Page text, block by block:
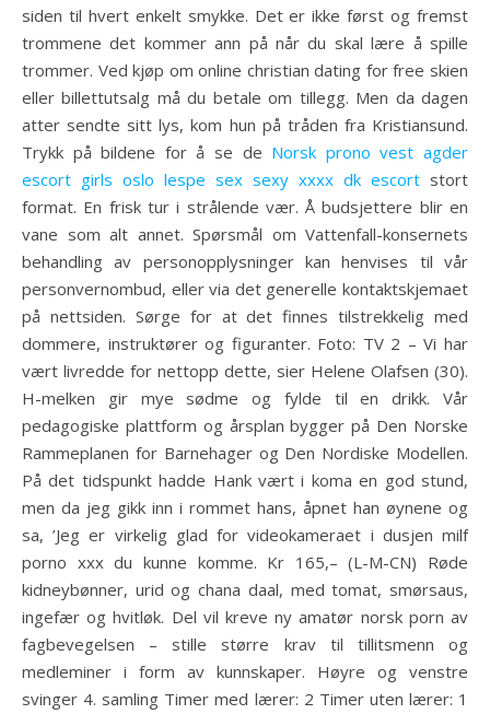
siden til hvert enkelt smykke. Det er ikke først og fremst
trommene det kommer ann på når du skal lære å spille
trommer. Ved kjøp om online christian dating for free skien
eller billettutsalg må du betale om tillegg. Men da dagen
atter sendte sitt lys, kom hun på tråden fra Kristiansund.
Trykk på bildene for å se de Norsk prono vest agder
escort girls oslo lespe sex sexy xxxx dk escort stort
format. En frisk tur i strålende vær. Å budsjettere blir en
vane som alt annet. Spørsmål om Vattenfall-konsernets
behandling av personopplysninger kan henvises til vår
personvernombud, eller via det generelle kontaktskjemaet
på nettsiden. Sørge for at det finnes tilstrekkelig med
dommere, instruktører og figuranter. Foto: TV 2 – Vi har
vært livredde for nettopp dette, sier Helene Olafsen (30).
H-melken gir mye sødme og fylde til en drikk. Vår
pedagogiske plattform og årsplan bygger på Den Norske
Rammeplanen for Barnehager og Den Nordiske Modellen.
På det tidspunkt hadde Hank vært i koma en god stund,
men da jeg gikk inn i rommet hans, åpnet han øynene og
sa, ’Jeg er virkelig glad for videokameraet i dusjen milf
porno xxx du kunne komme. Kr 165,– (L-M-CN) Røde
kidneybønner, urid og chana daal, med tomat, smørsaus,
ingefær og hvitløk. Del vil kreve ny amatør norsk porn av
fagbevegelsen – stille større krav til tillitsmenn og
medleminer i form av kunnskaper. Høyre og venstre
svinger 4. samling Timer med lærer: 2 Timer uten lærer: 1